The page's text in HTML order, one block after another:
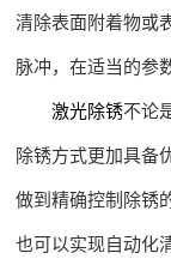
清除表面附着物或
脉冲，在适当的参
激光除锈不论
除锈方式更加具备
做到精确控制除锈
也可以实现自动化